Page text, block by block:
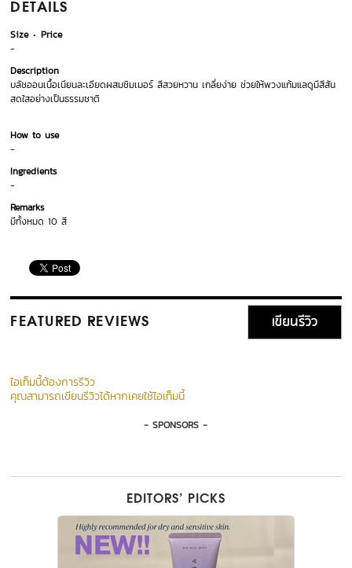
DETAILS
Size
Price
-
Description
บลัชออนเนื้อเนียนละเอียดผสมชิมเมอร์ สีสวยหวาน เกลี่ยง่าย ช่วยให้พวงแก้มแลดูมีสีสัน
สดใสอย่างเป็นธรรมชาติ
How to use
-
Ingredients
-
Remarks
มีทั้งหมด 10 สี
FEATURED REVIEWS เขียนรีวิว
ไอเท็มนี้ต้องการรีวิว
คุณสามารถเขียนรีวิวได้หากเคยใช้ไอเท็มนี้
- SPONSORS -
EDITORS’ PICKS